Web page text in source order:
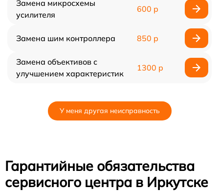
Замена микросхемы
усилителя
600 р
Замена шим контроллера 850 р
Замена объективов с
улучшением характеристик
1300 р
У меня другая неисправность
Гарантийные обязательства
сервисного центра в Иркутске